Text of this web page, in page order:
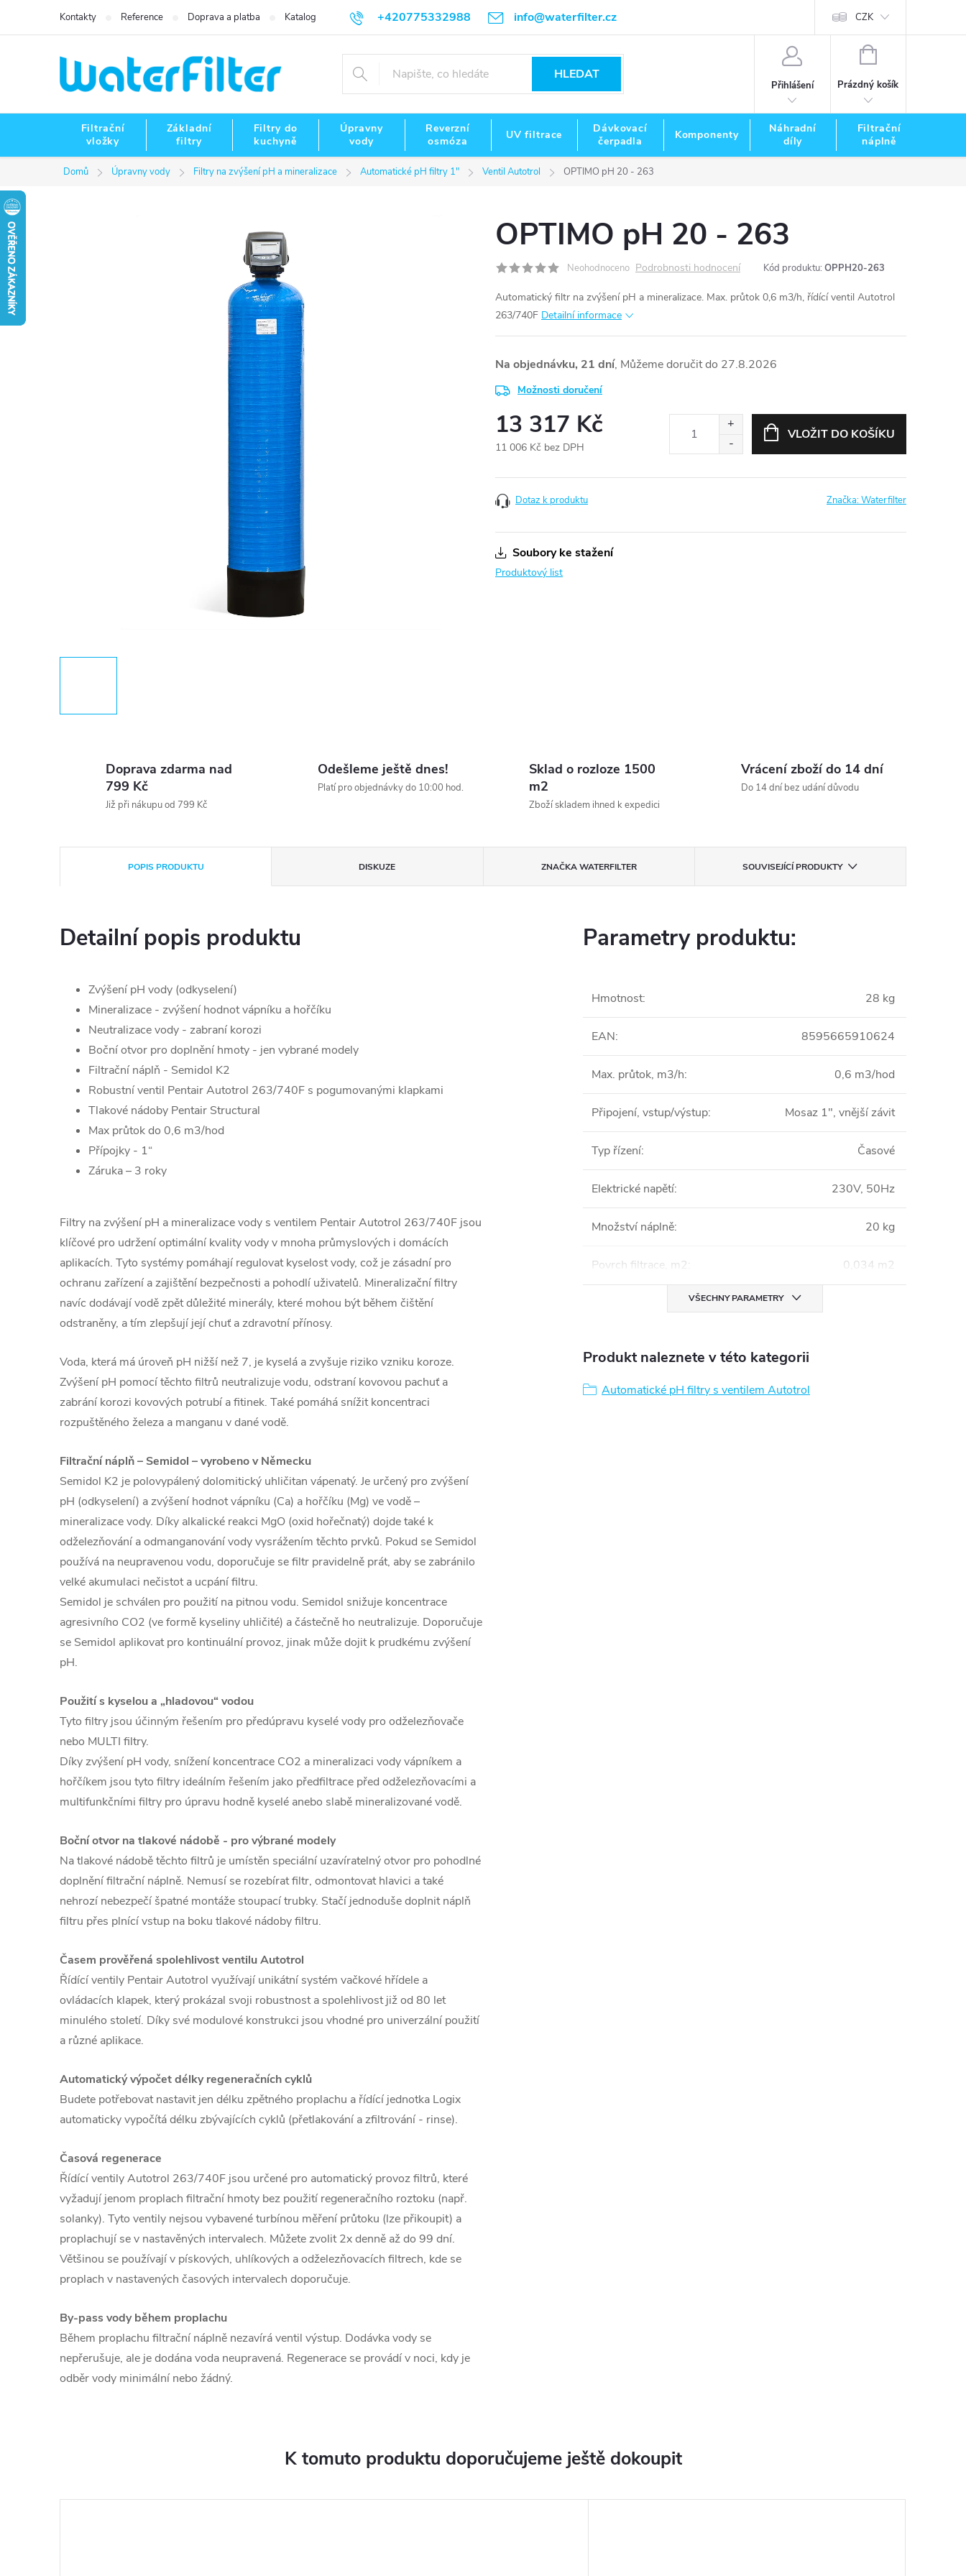
+420775332988 info@waterfilter.cz
Kontakty Reference Doprava a platba Katalog CZK
HLEDAT
Přihlášení
NÁKUPNÍ
Prázdný košík
Filtrační
vložky
Základní
filtry
Filtry do
kuchyně
Úpravny
vody
Reverzní
osmóza
UV filtrace
Dávkovací
čerpadla
Komponenty
Náhradní
díly
Filtrační
náplně
Domů Úpravny vody Filtry na zvýšení pH a mineralizace Automatické pH filtry 1" Ventil Autotrol OPTIMO pH 20 - 263
OPTIMO pH 20 - 263
Neohodnoceno Podrobnosti hodnocení Kód produktu: OPPH20-263
Automatický filtr na zvýšení pH a mineralizace. Max. průtok 0,6 m3/h, řídící ventil Autotrol
263/740F Detailní informace
Na objednávku, 21 dní 27.8.2026
Možnosti doručení
13 317 Kč
11 006 Kč bez DPH
cena:
VLOŽIT DO KOŠÍKU
Dotaz k produktu Značka:Waterfilter
Soubory ke stažení
Produktový list
Doprava zdarma nad
799 Kč
Již při nákupu od 799 Kč
Odešleme ještě dnes!
Platí pro objednávky do 10:00 hod.
Sklad o rozloze 1500
m2
Zboží skladem ihned k expedici
Vrácení zboží do 14 dní
Do 14 dní bez udání důvodu
POPIS PRODUKTU DISKUZE ZNAČKAWATERFILTER SOUVISEJÍCÍ PRODUKTY
Detailní popis produktu
Zvýšení pH vody (odkyselení)
Mineralizace - zvýšení hodnot vápníku a hořčíku
Neutralizace vody - zabraní korozi
Boční otvor pro doplnění hmoty - jen vybrané modely
Filtrační náplň - Semidol K2
Robustní ventil Pentair Autotrol 263/740F s pogumovanými klapkami
Tlakové nádoby Pentair Structural
Max průtok do 0,6 m3/hod
Přípojky - 1“
Záruka – 3 roky
Filtry na zvýšení pH a mineralizace vody s ventilem Pentair Autotrol 263/740F jsou
klíčové pro udržení optimální kvality vody v mnoha průmyslových i domácích
aplikacích. Tyto systémy pomáhají regulovat kyselost vody, což je zásadní pro
ochranu zařízení a zajištění bezpečnosti a pohodlí uživatelů. Mineralizační filtry
navíc dodávají vodě zpět důležité minerály, které mohou být během čištění
odstraněny, a tím zlepšují její chuť a zdravotní přínosy.
Voda, která má úroveň pH nižší než 7, je kyselá a zvyšuje riziko vzniku koroze.
Zvýšení pH pomocí těchto filtrů neutralizuje vodu, odstraní kovovou pachuť a
zabrání korozi kovových potrubí a fitinek. Také pomáhá snížit koncentraci
rozpuštěného železa a manganu v dané vodě.
Filtrační náplň– Semidol – vyrobeno v Německu
Semidol K2 je polovypálený dolomitický uhličitan vápenatý. Je určený pro zvýšení
pH (odkyselení) a zvýšení hodnot vápníku (Ca) a hořčíku (Mg) ve vodě –
mineralizace vody. Díky alkalické reakci MgO (oxid hořečnatý) dojde také k
odželezňování a odmanganování vody vysrážením těchto prvků. Pokud se Semidol
používá na neupravenou vodu, doporučuje se filtr pravidelně prát, aby se zabránilo
velké akumulaci nečistot a ucpání filtru.
Semidol je schválen pro použití na pitnou vodu. Semidol snižuje koncentrace
agresivního CO2 (ve formě kyseliny uhličité) a částečně ho neutralizuje. Doporučuje
se Semidol aplikovat pro kontinuální provoz, jinak může dojit k prudkému zvýšení
pH.
Použití s kyselou a „hladovou“ vodou
Tyto filtry jsou účinným řešením pro předúpravu kyselé vody pro odželezňovače
nebo MULTI filtry.
Díky zvýšení pH vody, snížení koncentrace CO2 a mineralizaci vody vápníkem a
hořčíkem jsou tyto filtry ideálním řešením jako předfiltrace před odželezňovacími a
multifunkčními filtry pro úpravu hodně kyselé anebo slabě mineralizované vodě.
Boční otvor na tlakové nádobě - pro výbrané modely
Na tlakové nádobě těchto filtrů je umístěn speciální uzavíratelný otvor pro pohodlné
doplnění filtrační náplně. Nemusí se rozebírat filtr, odmontovat hlavici a také
nehrozí nebezpečí špatné montáže stoupací trubky. Stačí jednoduše doplnit náplň
filtru přes plnící vstup na boku tlakové nádoby filtru.
Časem prověřená spolehlivost ventilu Autotrol
Řídící ventily Pentair Autotrol využívají unikátní systém vačkové hřídele a
ovládacích klapek, který prokázal svoji robustnost a spolehlivost již od 80 let
minulého století. Díky své modulové konstrukci jsou vhodné pro univerzální použití
a různé aplikace.
Automatický výpočet délky regeneračních cyklů
Budete potřebovat nastavit jen délku zpětného proplachu a řídící jednotka Logix
automaticky vypočítá délku zbývajících cyklů (přetlakování a zfiltrování - rinse).
Časová regenerace
Řídící ventily Autotrol 263/740F jsou určené pro automatický provoz filtrů, které
vyžadují jenom proplach filtrační hmoty bez použití regeneračního roztoku (např.
solanky). Tyto ventily nejsou vybavené turbínou měření průtoku (lze přikoupit) a
proplachují se v nastavěných intervalech. Můžete zvolit 2x denně až do 99 dní.
Většinou se používají v pískových, uhlíkových a odželezňovacích filtrech, kde se
proplach v nastavených časových intervalech doporučuje.
By-pass vody během proplachu
Během proplachu filtrační náplně nezavírá ventil výstup. Dodávka vody se
nepřerušuje, ale je dodána voda neupravená. Regenerace se provádí v noci, kdy je
odběr vody minimální nebo žádný.
Parametry produktu:
Hmotnost: 28 kg
EAN: 8595665910624
Max. průtok, m3/h: 0,6 m3/hod
Připojení, vstup/výstup: Mosaz 1", vnější závit
Typ řízení: Časové
Elektrické napětí: 230V, 50Hz
Množství náplně: 20 kg
Povrch filtrace, m2: 0,034 m2
VŠECHNY PARAMETRY
Produkt naleznete v této kategorii
Automatické pH filtry s ventilem Autotrol
K tomuto produktu doporučujeme ještě dokoupit